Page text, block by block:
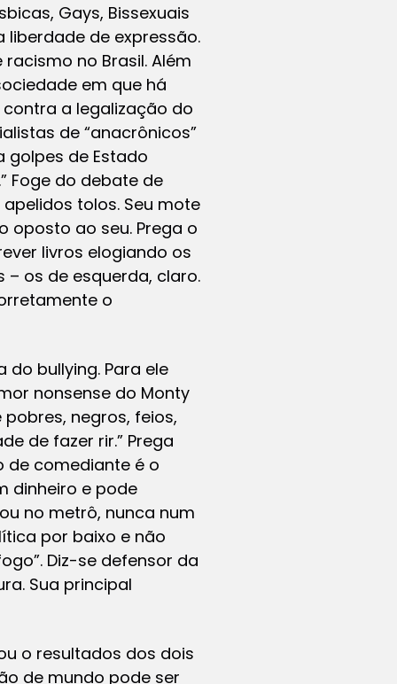
Gays, Bissexuais
de expressão.
no Brasil. Além
em que há
a legalização do
de “anacrônicos”
golpes de Estado
Foge do debate de
tolos. Seu mote
ao seu. Prega o
livros elogiando os
os de esquerda, claro.
o
bullying. Para ele
nonsense do Monty
negros, feios,
de fazer rir.” Prega
de comediante é o
dinheiro e pode
no metrô, nunca num
por baixo e não
Diz-se defensor da
Sua principal
o resultados dos dois
de mundo pode ser